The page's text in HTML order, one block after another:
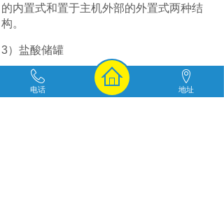
的内置式和置于主机外部的外置式两种结
构。
3）盐酸储罐
主要用于储存二氧化氯发生器运行所需要的
盐酸，分为两种：置于主机内部的内置式和
电话 地址